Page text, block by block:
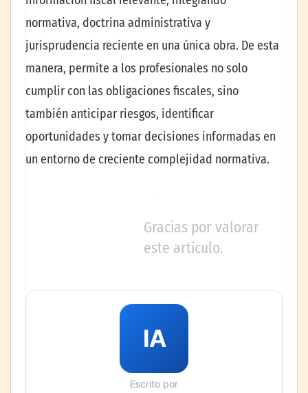
normativa, doctrina administrativa y
jurisprudencia reciente en una única obra. De esta
manera, permite a los profesionales no solo
cumplir con las obligaciones fiscales, sino
también anticipar riesgos, identificar
oportunidades y tomar decisiones informadas en
un entorno de creciente complejidad normativa.
Gracias por valorar
este artículo.
IA
Escrito por